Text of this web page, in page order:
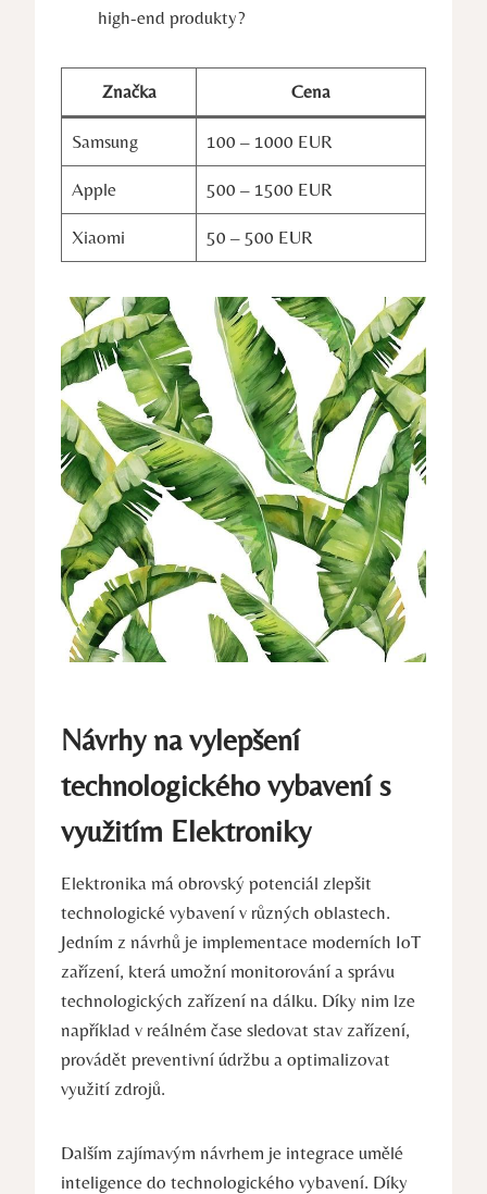
high-end produkty?
Značka Cena
Samsung 100 – 1000 EUR
Apple 500 – 1500 EUR
Xiaomi 50 – 500 EUR
Návrhy na vylepšení
technologického vybavení s
využitím Elektroniky
Elektronika má obrovský potenciál zlepšit
technologické vybavení v různých oblastech.
Jedním z návrhů je implementace moderních IoT
zařízení, která umožní monitorování a správu
technologických zařízení na dálku. Díky nim lze
například v reálném čase sledovat stav zařízení,
provádět preventivní údržbu a optimalizovat
využití zdrojů.
Dalším zajímavým návrhem je integrace umělé
inteligence do technologického vybavení. Díky